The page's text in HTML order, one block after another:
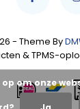
- Theme By
& TPMS-
om onze